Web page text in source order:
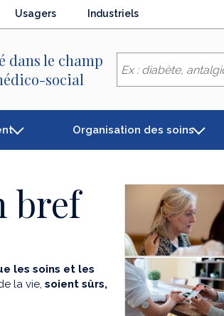
Usagers Industriels
dans le champ
social
Organisation des soins
bref
les soins et les
la vie, soient sûrs,